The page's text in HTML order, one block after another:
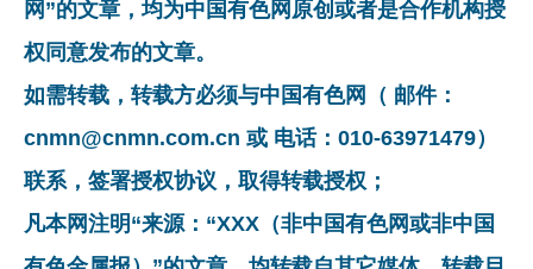
网”的文章，均为中国有色网原创或者是合作机构授
权同意发布的文章。
如需转载，转载方必须与中国有色网（ 邮件：
cnmn@cnmn.com.cn 或 电话：010-63971479）
联系，签署授权协议，取得转载授权；
凡本网注明“来源：“XXX（非中国有色网或非中国